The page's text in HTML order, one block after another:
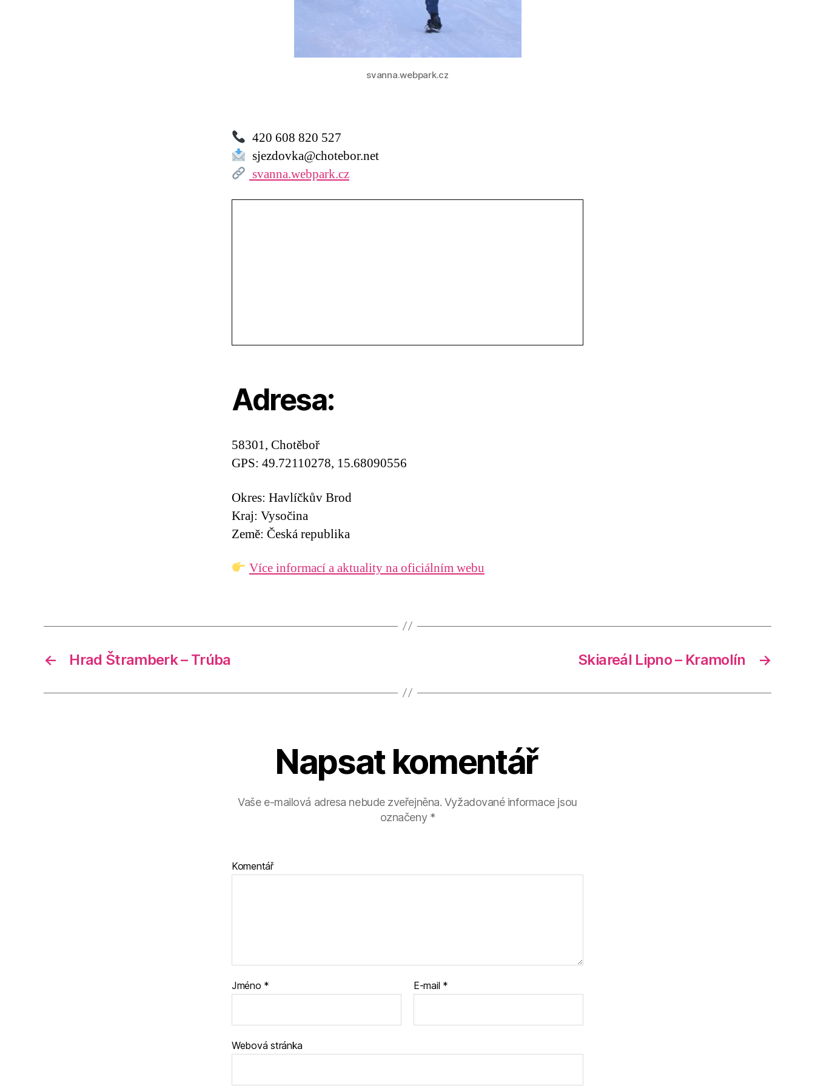
svanna.webpark.cz
420 608 820 527
sjezdovka@chotebor.net
svanna.webpark.cz
Adresa:
58301, Chotěboř
GPS: 49.72110278, 15.68090556
Okres: Havlíčkův Brod
Kraj: Vysočina
Země: Česká republika
Více informací a aktuality na oficiálním webu
← Hrad Štramberk – Trúba →
Skiareál Lipno – Kramolín
Napsat komentář
Vaše e-mailová adresa nebude zveřejněna. Vyžadované informace jsou
označeny *
Komentář
Jméno * E-mail *
Webová stránka